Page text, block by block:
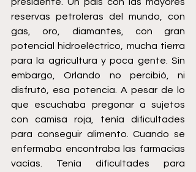
reservas petroleras del mundo, con
gas, oro, diamantes, con gran
potencial hidroeléctrico, mucha tierra
para la agricultura y poca gente. Sin
embargo, Orlando no percibió, ni
disfrutó, esa potencia. A pesar de lo
que escuchaba pregonar a sujetos
con camisa roja, tenía dificultades
para conseguir alimento. Cuando se
enfermaba encontraba las farmacias
vacías. Tenía dificultades para